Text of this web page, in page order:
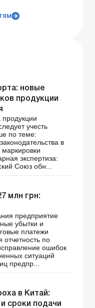
новые
продукции
учесть
по теме:
в
экспертиза:
Союз обн...
млн грн:
предприятие
убытки и
платежи
по
ошибок
ситуаций
предпр...
в Китай:
сроки подачи